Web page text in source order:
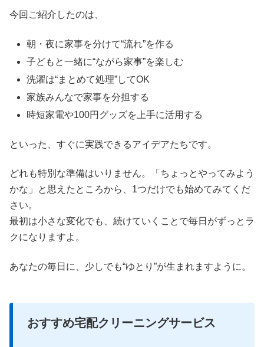
今回ご紹介したのは、
朝・夜に家事を分けて“流れ”を作る
子どもと一緒に“ながら家事”を楽しむ
洗濯は“まとめて処理”してOK
家族みんなで家事を分担する
時短家電や100円グッズを上手に活用する
といった、すぐに実践できるアイデアたちです。
どれも特別な準備はいりません。「ちょっとやってみよう
かな」と思えたところから、1つだけでも始めてみてくだ
さい。
最初は小さな変化でも、続けていくことで毎日がずっとラ
クになりますよ。
あなたの毎日に、少しでも“ゆとり”が生まれますように。
おすすめ宅配クリーニングサービス